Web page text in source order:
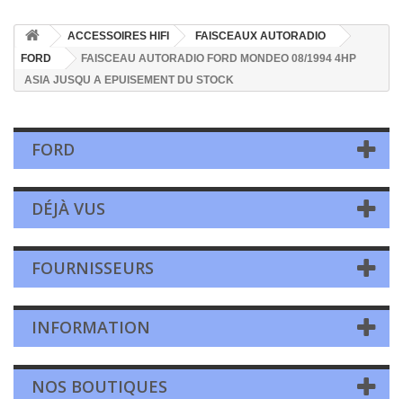
ACCESSOIRES HIFI
FAISCEAUX AUTORADIO
FORD
FAISCEAU AUTORADIO FORD MONDEO 08/1994 4HP
ASIA JUSQU A EPUISEMENT DU STOCK
FORD
DÉJÀ VUS
FOURNISSEURS
INFORMATION
NOS BOUTIQUES